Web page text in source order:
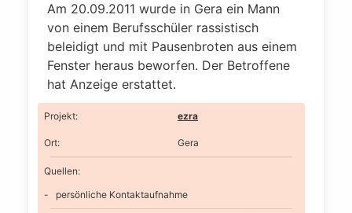
Am 20.09.2011 wurde in Gera ein Mann
von einem Berufsschüler rassistisch
beleidigt und mit Pausenbroten aus einem
Fenster heraus beworfen. Der Betroffene
hat Anzeige erstattet.
Projekt: ezra
Ort: Gera
Quellen:
persönliche Kontaktaufnahme